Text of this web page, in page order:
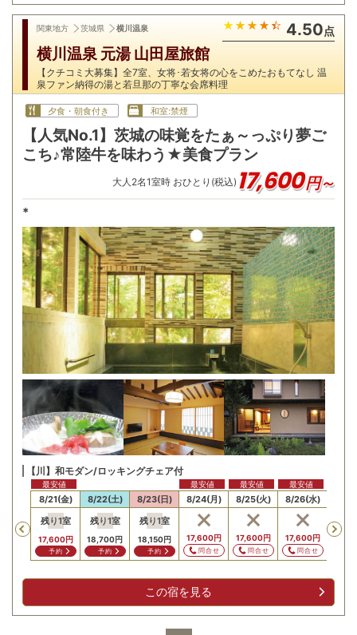
関東地方 茨城県 横川温泉 4.50点
横川温泉 元湯 山田屋旅館
【クチコミ大募集】全7室、女将･若女将の心をこめたおもてなし 温
泉ファン納得の湯と若旦那の丁寧な会席料理
夕食・朝食付き 和室:禁煙
【人気No.1】茨城の味覚をたぁ～っぷり夢ご
こち♪常陸牛を味わう★美食プラン
大人 2名1室時 おひとり(税込) 17,600円～
*
【川】和モダン/ロッキングチェア付
Previous
円
8/21(金)
残り1室
17,600円
予約
最安値
8/22(土)
残り1室
18,700円
予約
8/23(日)
残り1室
18,150円
予約
8/24(月)
17,600円
問合せ
最安値
8/25(火)
17,600円
問合せ
最安値
8/26(水)
17,600円
問合せ
最安値
残り
この宿を見る